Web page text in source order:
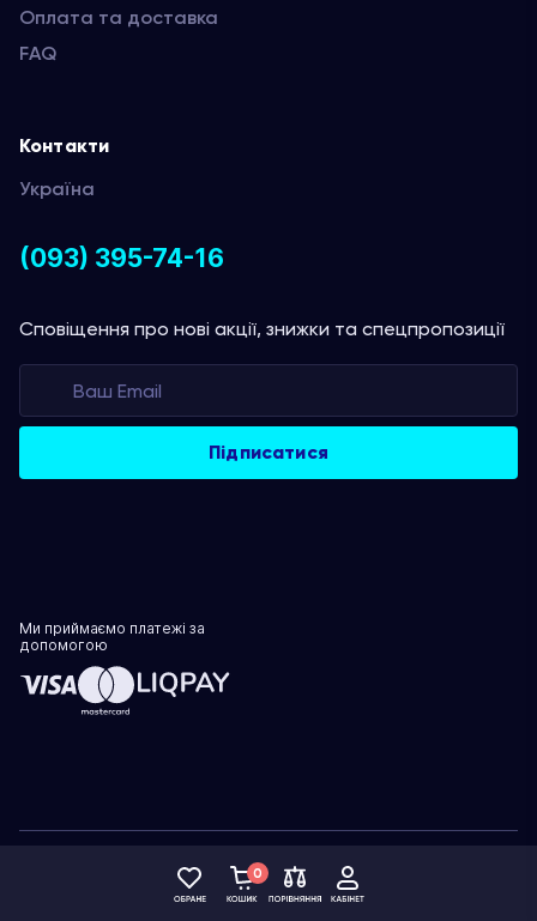
0
Оплата та доставка
FAQ
Контакти
Україна
(093) 395-74-16
Сповіщення про нові акції, знижки та спецпропозиції
Ми приймаємо платежі за
допомогою
Політика конфіденційності